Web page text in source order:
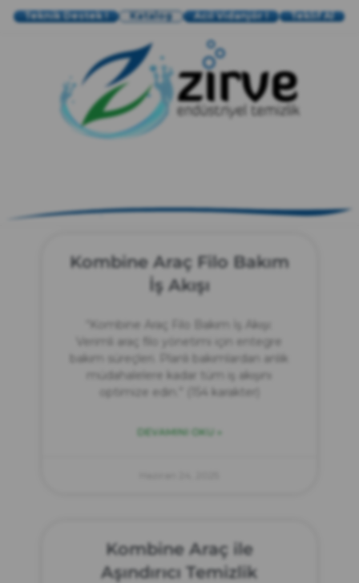
Teknik Destek ! Katalog Acil Vidanjör ! Teklif Al
Kombine Araç Filo Bakım
İş Akışı
“Kombine Araç Filo Bakım İş Akışı:
Verimli araç filo yönetimi için entegre
bakım süreçleri. Planlı bakımlardan anlık
müdahalelere kadar tüm iş akışını
optimize edin.” (154 karakter)
DEVAMINI OKU »
Kombine Araç ile
Aşındırıcı Temizlik